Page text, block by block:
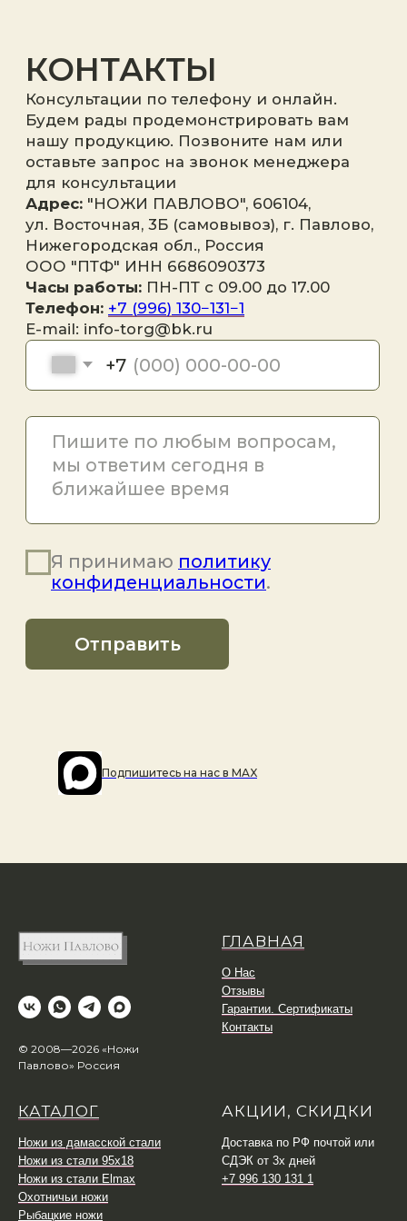
Подпишитесь на наc в MAX
© 2008—2026 «Ножи
Павлово» Россия
ГЛАВНАЯ
О Нас
Отзывы
Гарантии. Сертификаты
Контакты
КАТАЛОГ
Ножи из дамасской стали
Ножи из стали 95х18
Ножи из стали Elmax
Охотничьи ножи
Рыбацкие ножи
АКЦИИ, СКИДКИ
Доставка по РФ почтой или
СДЭК от 3х дней
+7 996 130 131 1